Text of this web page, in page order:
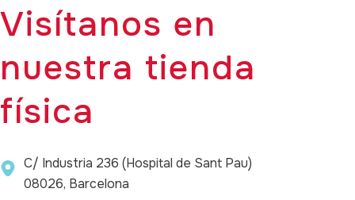
Visítanos en
nuestra tienda
física
C/ Industria 236 (Hospital de Sant Pau)
08026, Barcelona